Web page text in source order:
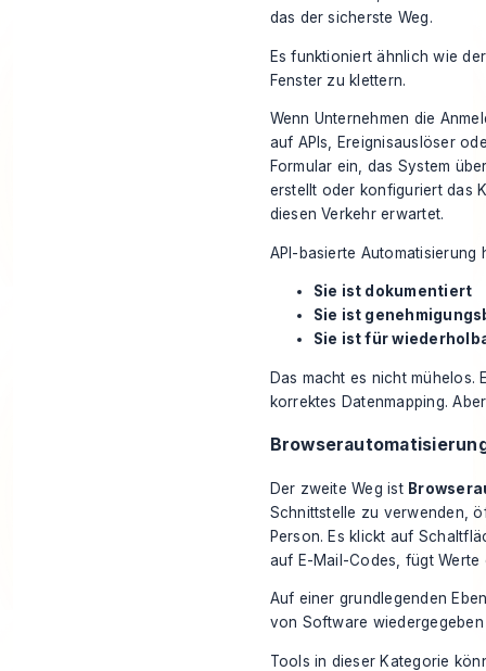
das der sicherste Weg.
Es funktioniert ähnlich wie
Fenster zu klettern.
Wenn Unternehmen die
auf APIs, Ereignisauslöser
Formular ein, das System
erstellt oder konfiguriert das
diesen Verkehr erwartet.
API-basierte Automatisierung
Sie ist dokumentiert
Sie ist
Sie ist für
Das macht es nicht mühelos.
korrektes Datenmapping.
Der zweite Weg ist
Schnittstelle zu verwenden,
Person. Es klickt auf
auf E-Mail-Codes, fügt Werte
Auf einer grundlegenden
von Software
Tools in dieser Kategorie